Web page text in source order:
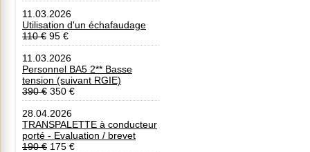
11.03.2026
Utilisation d'un échafaudage
110 € 95 €
11.03.2026
Personnel BA5 2** Basse
tension (suivant RGIE)
390 € 350 €
28.04.2026
TRANSPALETTE à conducteur
porté - Evaluation / brevet
190 € 175 €